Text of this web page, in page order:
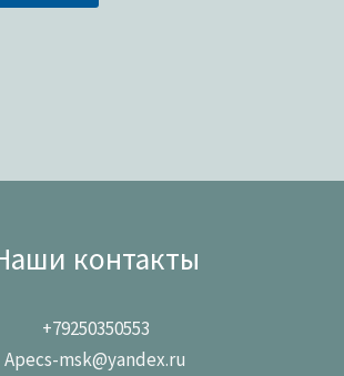
контакты
+79250350553
Apecs-msk@yandex.ru